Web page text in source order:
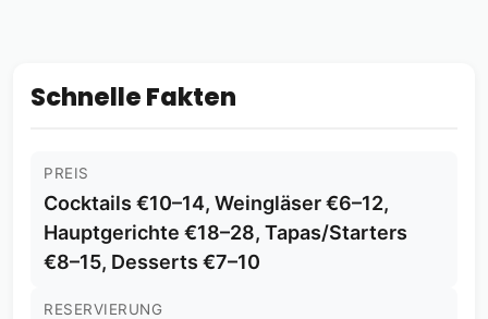
Schnelle Fakten
PREIS
Cocktails €10–14, Weingläser €6–12,
Hauptgerichte €18–28, Tapas/Starters
€8–15, Desserts €7–10
RESERVIERUNG